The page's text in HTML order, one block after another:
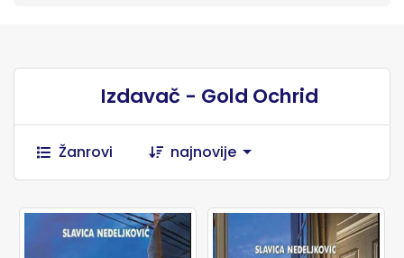
Izdavač - Gold Ochrid
Žanrovi najnovije